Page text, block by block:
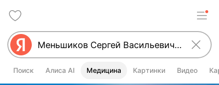
Поиск Алиса AI Медицина Картинки Видео